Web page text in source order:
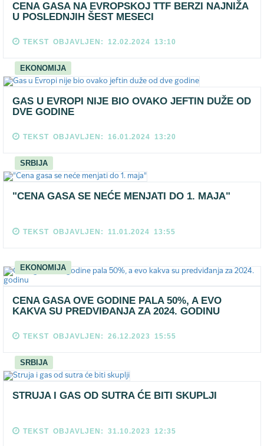
CENA GASA NA EVROPSKOJ TTF BERZI NAJNIŽA
U POSLEDNJIH ŠEST MESECI
TEKST OBJAVLJEN: 12.02.2024 13:10
EKONOMIJA
GAS U EVROPI NIJE BIO OVAKO JEFTIN DUŽE OD
DVE GODINE
TEKST OBJAVLJEN: 16.01.2024 13:20
SRBIJA
"CENA GASA SE NEĆE MENJATI DO 1. MAJA"
TEKST OBJAVLJEN: 11.01.2024 13:55
EKONOMIJA
CENA GASA OVE GODINE PALA 50%, A EVO
KAKVA SU PREDVIĐANJA ZA 2024. GODINU
TEKST OBJAVLJEN: 26.12.2023 15:55
SRBIJA
STRUJA I GAS OD SUTRA ĆE BITI SKUPLJI
TEKST OBJAVLJEN: 31.10.2023 12:35